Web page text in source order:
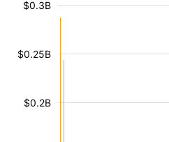
$0.2B
$0.25B
$0.3B